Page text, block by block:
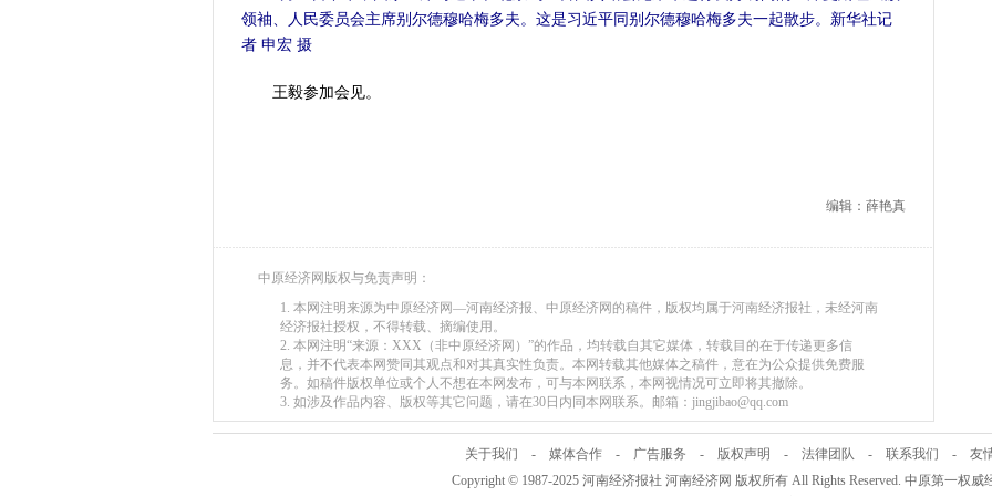
领袖、人民委员会主席别尔德穆哈梅多夫。这是习近平同别尔德穆哈梅多夫一起散步。新华社记
者 申宏 摄
王毅参加会见。
编辑：薛艳真
中原经济网版权与免责声明：
1. 本网注明来源为中原经济网—河南经济报、中原经济网的稿件，版权均属于河南经济报社，未经河南
经济报社授权，不得转载、摘编使用。
2. 本网注明“来源：XXX（非中原经济网）”的作品，均转载自其它媒体，转载目的在于传递更多信
息，并不代表本网赞同其观点和对其真实性负责。本网转载其他媒体之稿件，意在为公众提供免费服
务。如稿件版权单位或个人不想在本网发布，可与本网联系，本网视情况可立即将其撤除。
3. 如涉及作品内容、版权等其它问题，请在30日内同本网联系。邮箱：jingjibao@qq.com
关于我们 - 媒体合作 - 广告服务 - 版权声明 - 法律团队 - 联系我们 - 友
Copyright © 1987-2025 河南经济报社 河南经济网 版权所有 All Rights Reserved. 中原第一权威